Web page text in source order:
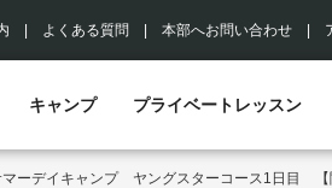
よくある質問 本部へお問い合わせ
キャンプ プライベートレッスン
ーデイキャンプ ヤングスターコース1日目 【